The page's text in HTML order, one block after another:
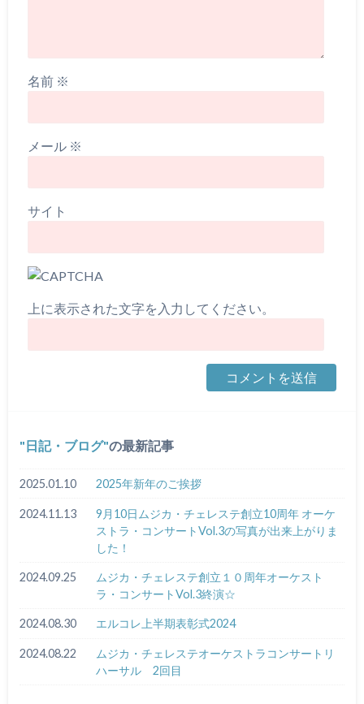
名前 ※
メール ※
サイト
上に表示された文字を入力してください。
日記・ブログ の最新記事
2025.01.10 2025年新年のご挨拶
2024.11.13
9月10日ムジカ・チェレステ創立10周年 オーケ
ストラ・コンサートVol.3の写真が出来上がりま
した！
2024.09.25
ムジカ・チェレステ創立１０周年オーケスト
ラ・コンサートVol.3終演☆
2024.08.30 エルコレ上半期表彰式2024
2024.08.22
ムジカ・チェレステオーケストラコンサートリ
ハーサル 2回目